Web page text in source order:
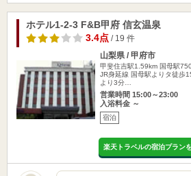
ホテル1-2-3 F&B甲府 信玄温泉
3.4点/ 19 件
山梨県 / 甲府市
甲斐住吉駅1.59km 国母駅
JR身延線 国母駅よりタ徒歩
より3分…
営業時間 15:00～23:00
入浴料金 ～
宿泊
楽天トラベルの宿泊プラン